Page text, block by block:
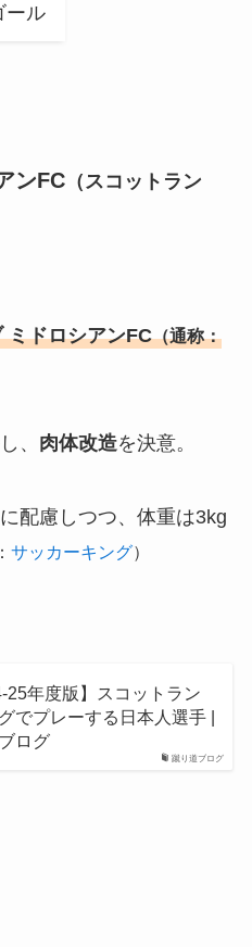
ール
ンFC（スコットラン
ミドロシアンFC（通称：
、 肉体改造を決意。
配慮しつつ、体重は3kg
サッカーキング）
蹴り道ブログ
25年度版】スコットラン
でプレーする日本人選手 |
ログ